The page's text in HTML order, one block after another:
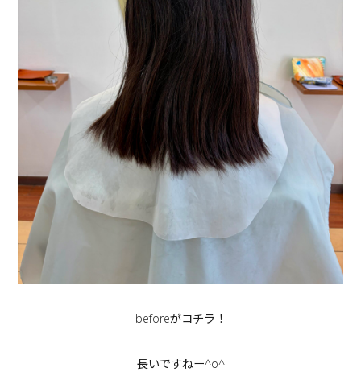
beforeがコチラ！
長いですねー^o^